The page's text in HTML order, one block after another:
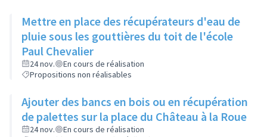
Mettre en place des récupérateurs d'eau de
pluie sous les gouttières du toit de l'école
Paul Chevalier
24 nov.
En cours de réalisation
Propositions non réalisables
Ajouter des bancs en bois ou en récupération
de palettes sur la place du Château à la Roue
24 nov.
En cours de réalisation